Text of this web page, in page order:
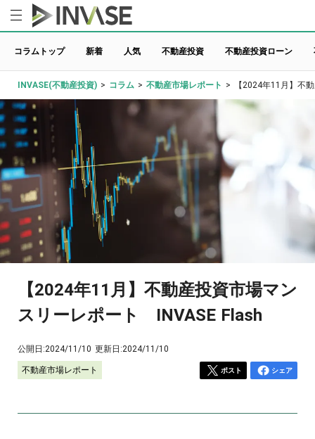
コラムトップ 新着 人気 不動産投資 不動産投資ローン
INVASE(不動産投資) > コラム > 不動産市場レポート > 【2024年11月】不
【2024年11月】不動産投資市場マン
スリーレポート INVASE Flash
公開日:2024/11/10 更新日:2024/11/10
不動産市場レポート ポスト シェア